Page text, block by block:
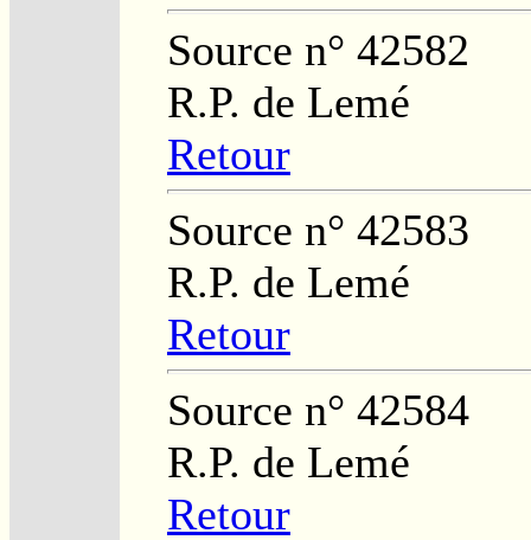
Source n° 42582
R.P. de Lemé
Retour
Source n° 42583
R.P. de Lemé
Retour
Source n° 42584
R.P. de Lemé
Retour